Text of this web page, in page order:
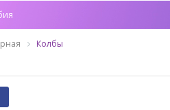
Колбы